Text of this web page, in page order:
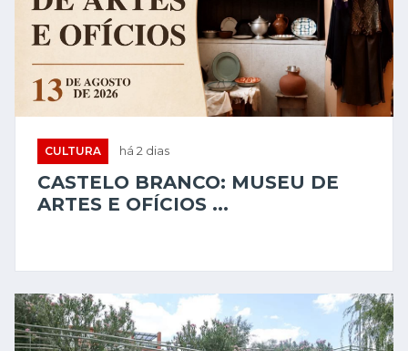
CULTURA há 2 dias
CASTELO BRANCO: MUSEU DE
ARTES E OFÍCIOS ...